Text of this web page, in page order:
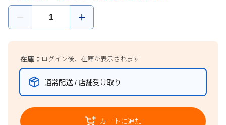
在庫： ログイン後、在庫が表示されます
通常配送 / 店舗受け取り
カートに追加